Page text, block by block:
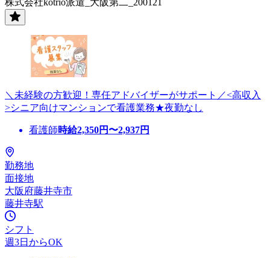
＼未経験の方歓迎！専任アドバイザーがサポート／<高収入
>シニア向けマンションで看護業務★夜勤なし
看護師時給2,350円〜2,937円
勤務地
面接地
大阪府藤井寺市
藤井寺駅
シフト
週3日からOK